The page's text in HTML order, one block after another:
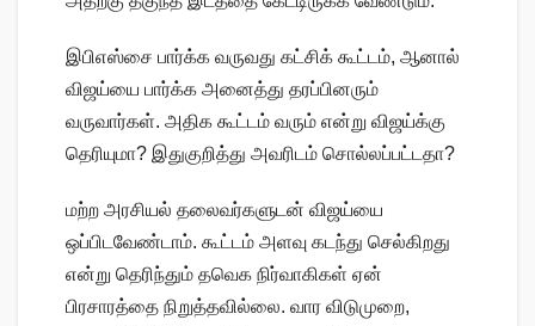
இபிஎஸ்சை பார்க்க வருவது கட்சிக் கூட்டம், ஆனால்
விஜய்யை பார்க்க அனைத்து தரப்பினரும்
வருவார்கள். அதிக கூட்டம் வரும் என்று விஜய்க்கு
தெரியுமா? இதுகுறித்து அவரிடம் சொல்லப்பட்டதா?
மற்ற அரசியல் தலைவர்களுடன் விஜய்யை
ஒப்பிடவேண்டாம். கூட்டம் அளவு கடந்து செல்கிறது
என்று தெரிந்தும் தவெக நிர்வாகிகள் ஏன்
பிரசாரத்தை நிறுத்தவில்லை. வார விடுமுறை,